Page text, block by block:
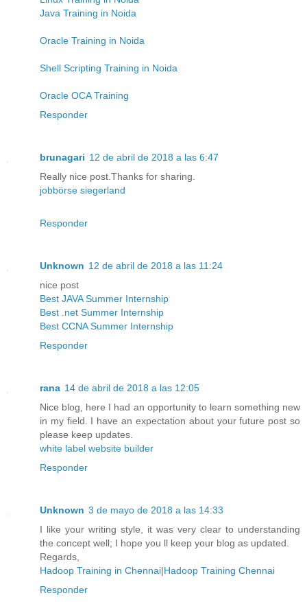
Java Training in Noida
Oracle Training in Noida
Shell Scripting Training in Noida
Oracle OCA Training
Responder
brunagari 12 de abril de 2018 a las 6:47
Really nice post.Thanks for sharing.
jobbörse siegerland
Responder
Unknown 12 de abril de 2018 a las 11:24
nice post
Best JAVA Summer Internship
Best .net Summer Internship
Best CCNA Summer Internship
Responder
rana 14 de abril de 2018 a las 12:05
Nice blog, here I had an opportunity to learn something new
in my field. I have an expectation about your future post so
please keep updates.
white label website builder
Responder
Unknown 3 de mayo de 2018 a las 14:33
I like your writing style, it was very clear to understanding
the concept well; I hope you ll keep your blog as updated.
Regards,
Hadoop Training in Chennai|Hadoop Training Chennai
Responder